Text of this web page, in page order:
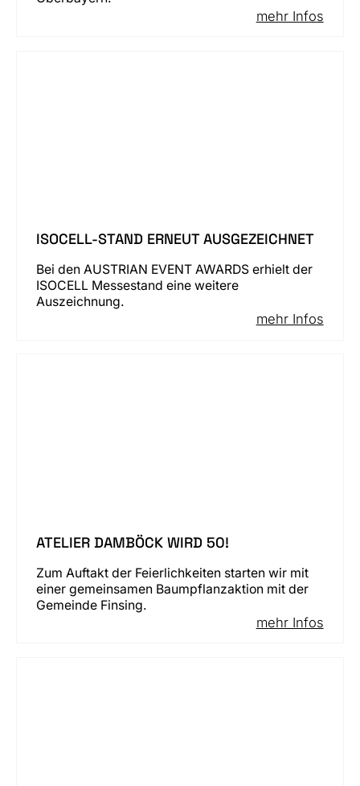
mehr Infos
ISOCELL-STAND ERNEUT AUSGEZEICHNET
Bei den AUSTRIAN EVENT AWARDS erhielt der
ISOCELL Messestand eine weitere
Auszeichnung.
mehr Infos
ATELIER DAMBÖCK WIRD 50!
Zum Auftakt der Feierlichkeiten starten wir mit
einer gemeinsamen Baumpflanzaktion mit der
Gemeinde Finsing.
mehr Infos